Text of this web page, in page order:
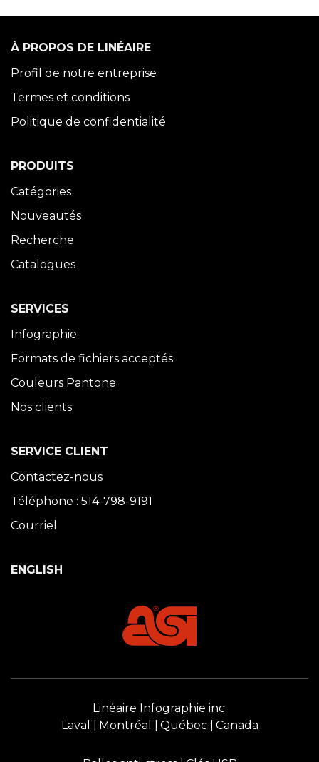
À PROPOS DE LINÉAIRE
Profil de notre entreprise
Termes et conditions
Politique de confidentialité
PRODUITS
Catégories
Nouveautés
Recherche
Catalogues
SERVICES
Infographie
Formats de fichiers acceptés
Couleurs Pantone
Nos clients
SERVICE CLIENT
Contactez-nous
Téléphone : 514-798-9191
Courriel
ENGLISH
Linéaire Infographie inc.
Laval
Montréal Québec Canada